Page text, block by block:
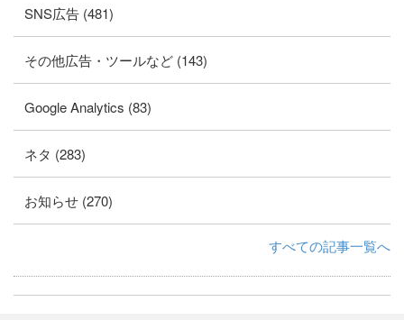
SNS広告 (481)
その他広告・ツールなど (143)
Google Analytics (83)
ネタ (283)
お知らせ (270)
すべての記事一覧へ